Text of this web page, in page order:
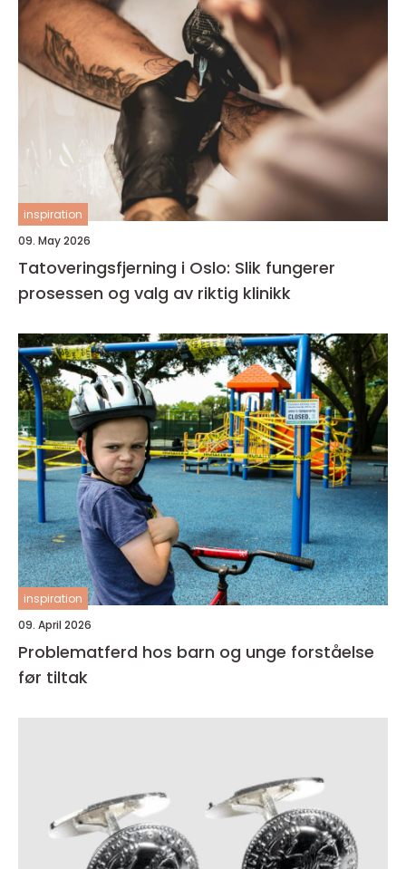
inspiration
09. May 2026
Tatoveringsfjerning i Oslo: Slik fungerer
prosessen og valg av riktig klinikk
inspiration
09. April 2026
Problematferd hos barn og unge forståelse
før tiltak